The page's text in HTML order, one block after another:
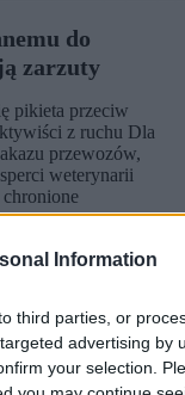
Information
third parties, or
advertising by
your selection.
do
zarzuty
pikieta przeciw
z ruchu Dla
przewozów,
weterynarii
chronione